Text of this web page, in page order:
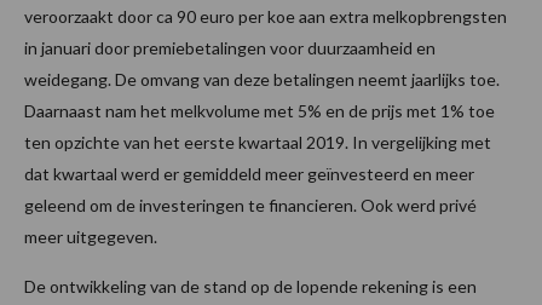
veroorzaakt door ca 90 euro per koe aan extra melkopbrengsten
in januari door premiebetalingen voor duurzaamheid en
weidegang. De omvang van deze betalingen neemt jaarlijks toe.
Daarnaast nam het melkvolume met 5% en de prijs met 1% toe
ten opzichte van het eerste kwartaal 2019. In vergelijking met
dat kwartaal werd er gemiddeld meer geïnvesteerd en meer
geleend om de investeringen te financieren. Ook werd privé
meer uitgegeven.
De ontwikkeling van de stand op de lopende rekening is een